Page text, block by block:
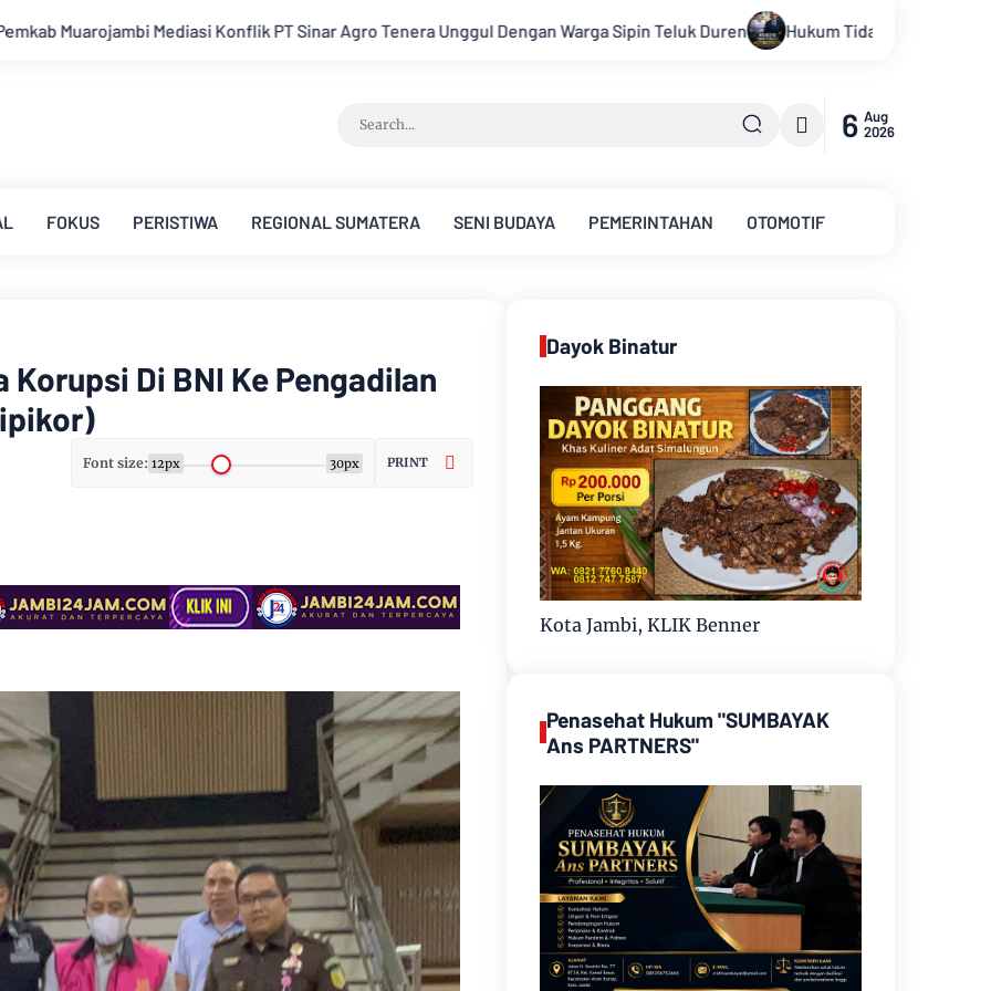
Sinar Agro Tenera Unggul Dengan Warga Sipin Teluk Duren Hukum Tidak Tunduk pada Persepsi: Kritik Terhadap
6 Aug
2026
FOKUS PERISTIWA REGIONAL SUMATERA SENI BUDAYA PEMERINTAHAN OTOMOTIF
Di BNI Ke Pengadilan
Font size: 12px 30px PRINT
Dayok Binatur
Kota Jambi, KLIK Benner
Penasehat Hukum "SUMBAYAK
Ans PARTNERS"